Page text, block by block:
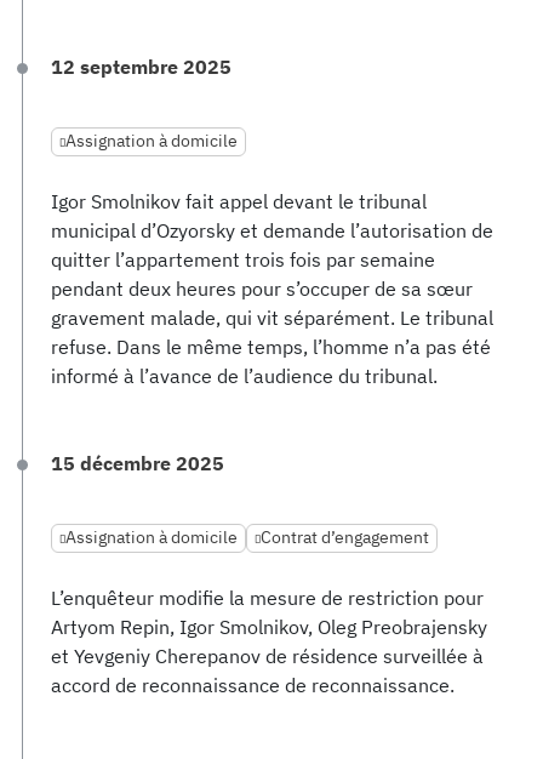
12 septembre 2025
Assignation à domicile
Igor Smolnikov fait appel devant le tribunal
municipal d’Ozyorsky et demande l’autorisation de
quitter l’appartement trois fois par semaine
pendant deux heures pour s’occuper de sa sœur
gravement malade, qui vit séparément. Le tribunal
refuse. Dans le même temps, l’homme n’a pas été
informé à l’avance de l’audience du tribunal.
15 décembre 2025
Assignation à domicile Contrat d’engagement
L’enquêteur modifie la mesure de restriction pour
Artyom Repin, Igor Smolnikov, Oleg Preobrajensky
et Yevgeniy Cherepanov de résidence surveillée à
accord de reconnaissance de reconnaissance.